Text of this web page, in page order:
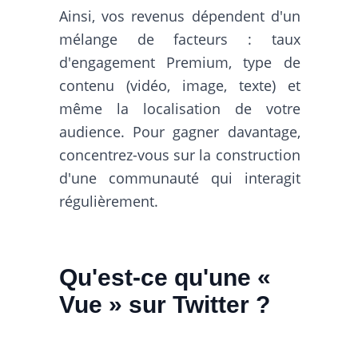
Ainsi, vos revenus dépendent d'un
mélange de facteurs : taux
d'engagement Premium, type de
contenu (vidéo, image, texte) et
même la localisation de votre
audience. Pour gagner davantage,
concentrez-vous sur la construction
d'une communauté qui interagit
régulièrement.
Qu'est-ce qu'une «
Vue » sur Twitter ?